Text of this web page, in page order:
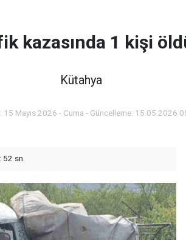
kazasında 1 kişi
Kütahya
15 Mayıs 2026 - Cuma - Güncelleme: 15.05.2026
52 sn.